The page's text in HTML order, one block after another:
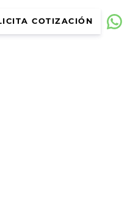
COTIZACIÓN